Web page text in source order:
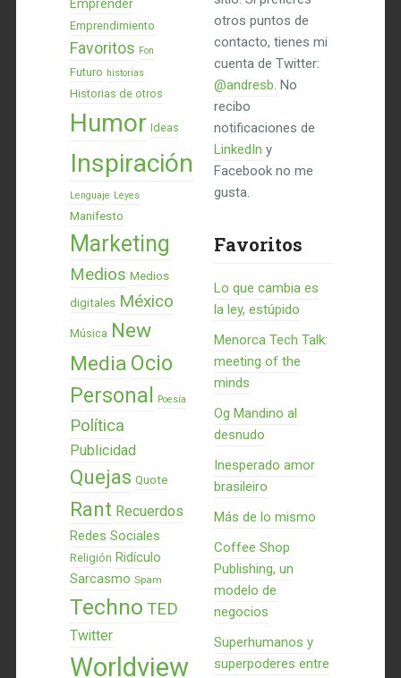
Emprender
Emprendimiento
Favoritos Fon
Futuro historias
Historias de otros
Humor Ideas
Inspiración
Lenguaje Leyes
Manifesto
Marketing
Medios Medios
digitales México
Música New
Media Ocio
Personal Poesía
Política
Publicidad
Quejas Quote
Rant Recuerdos
Redes Sociales
Religión Ridículo
Sarcasmo Spam
Techno TED
Twitter
Worldview
otros puntos de
contacto, tienes mi
cuenta de Twitter:
@andresb. No
recibo
notificaciones de
LinkedIn y
Facebook no me
gusta.
Favoritos
Lo que cambia es
la ley, estúpido
Menorca Tech Talk:
meeting of the
minds
Og Mandino al
desnudo
Inesperado amor
brasileiro
Más de lo mismo
Coffee Shop
Publishing, un
modelo de
negocios
Superhumanos y
superpoderes entre